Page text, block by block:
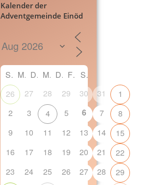
Kalender der
Adventgemeinde Einöd
S M D M D F
S
26
27 28 29 30 31
1
2
3 4 5 6 7
8
9
10 11 12 13 14
15
16
17 18 19 20 21
22
23
24 25 26 27 28
29